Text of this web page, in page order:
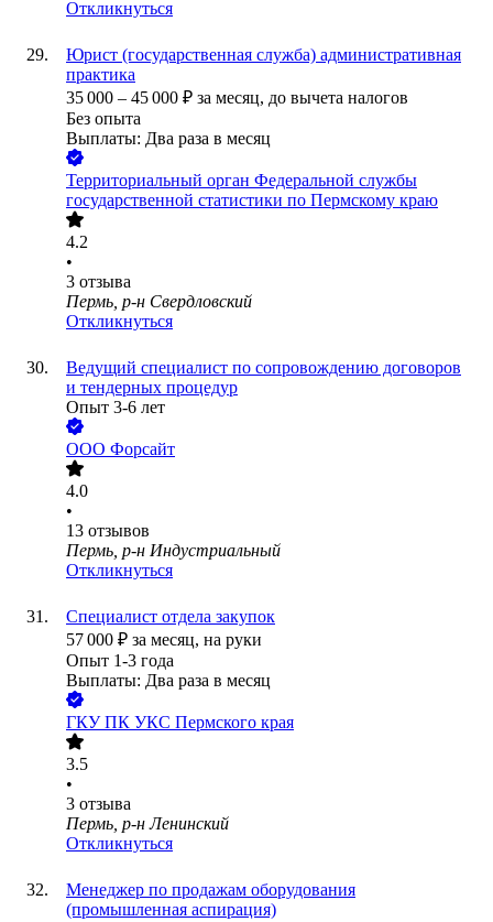
Откликнуться
Юрист (государственная служба) административная
практика
35 000 – 45 000 ₽ за месяц, до вычета налогов
Без опыта
Выплаты: Два раза в месяц
Территориальный орган Федеральной службы
государственной статистики по Пермскому краю
4.2
•
3 отзыва
Пермь, р-н Свердловский
Откликнуться
Ведущий специалист по сопровождению договоров
и тендерных процедур
Опыт 3-6 лет
ООО Форсайт
4.0
•
13 отзывов
Пермь, р-н Индустриальный
Откликнуться
Специалист отдела закупок
57 000 ₽ за месяц, на руки
Опыт 1-3 года
Выплаты: Два раза в месяц
ГКУ ПК УКС Пермского края
3.5
•
3 отзыва
Пермь, р-н Ленинский
Откликнуться
Менеджер по продажам оборудования
(промышленная аспирация)